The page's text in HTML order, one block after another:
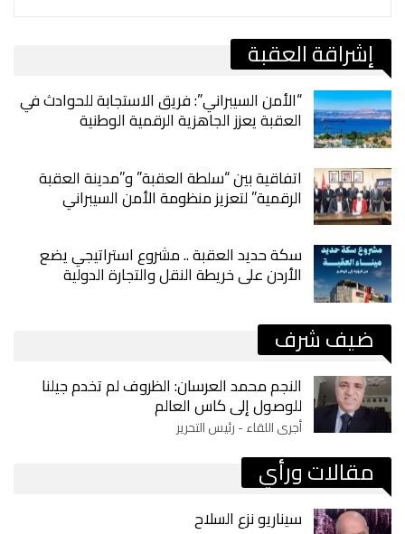
إشراقة العقبة
“الأمن السيبراني”: فريق الاستجابة للحوادث في
العقبة يعزز الجاهزية الرقمية الوطنية
اتفاقية بين “سلطة العقبة” و”مدينة العقبة
الرقمية” لتعزيز منظومة الأمن السيبراني
سكة حديد العقبة .. مشروع استراتيجي يضع
الأردن على خريطة النقل والتجارة الدولية
ضيف شرف
النجم محمد العرسان: الظروف لم تخدم جيلنا
للوصول إلى كاس العالم
أجرى اللقاء - رئيس التحرير
مقالات ورأي
سيناريو نزع السلاح